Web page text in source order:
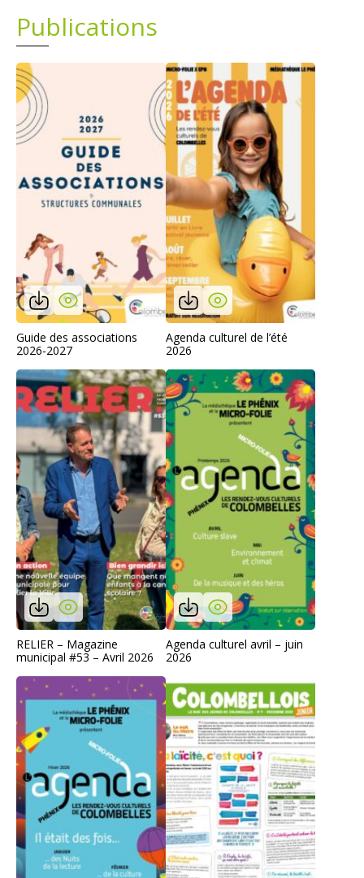
Publications
Guide des associations
2026-2027
Agenda culturel de l’été
2026
RELIER – Magazine
municipal #53 – Avril 2026
Agenda culturel avril – juin
2026
Plans
Demandes légales
Emploi
Marchés publics
Grands projets